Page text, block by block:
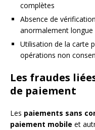
complètes
Absence de
anormalement longue
Utilisation de la carte
opérations non
Les fraudes
de paiement
Les paiements sans
paiement mobile et